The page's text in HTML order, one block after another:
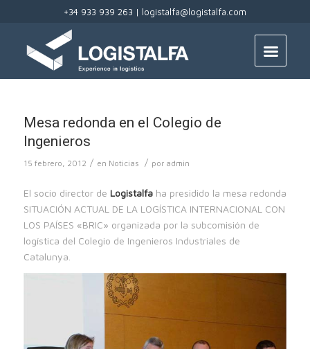
+34 933 939 263 | logistalfa@logistalfa.com
Mesa redonda en el Colegio de
Ingenieros
15 febrero, 2012 / en Noticias / por admin
El socio director de Logistalfaha presidido la mesa redonda
SITUACIÓN ACTUAL DE LA LOGÍSTICA INTERNACIONAL CON
LOS PAÍSES «BRIC» organizada por la subcomisión de
logística del Colegio de Ingenieros Industriales de
Catalunya.